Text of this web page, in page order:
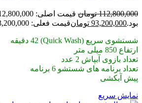
112,800,000 تومان
بود.93,200,000 تومانقیمت فعلی: 93,200,000 تومان.
شستشوی سریع (Quick Wash) 42 دقیقه
ارتفاع 850 میلی متر
تعداد بازوی آبپاش 2 عدد
تعداد برنامه های شستشو 6 برنامه
پیش آبکشی
نمایش سریع